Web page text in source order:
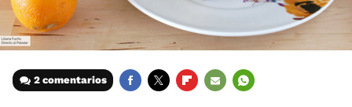
2 comentarios